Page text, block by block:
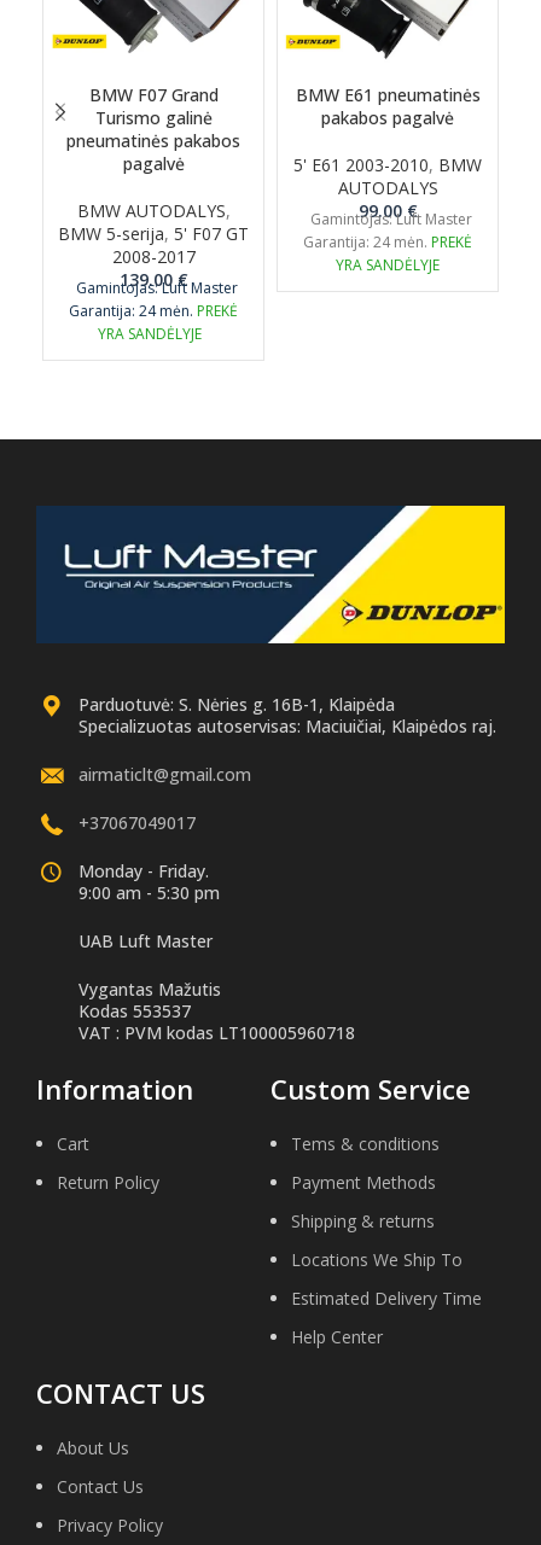
BMW F07 Grand
Turismo galinė
pneumatinės pakabos
pagalvė
BMW AUTODALYS,
BMW 5-serija, 5' F07 GT
2008-2017
139.00€
Gamintojas: Luft Master
Garantija: 24 mėn. PREKĖ
YRA SANDĖLYJE
BMW E61 pneumatinės
pakabos pagalvė
5' E61 2003-2010, BMW
AUTODALYS
99.00€
Gamintojas: Luft Master
Garantija: 24 mėn. PREKĖ
YRA SANDĖLYJE
Parduotuvė: S. Nėries g. 16B-1, Klaipėda
Specializuotas autoservisas: Maciuičiai, Klaipėdos raj.
airmaticlt@gmail.com
+37067049017
Monday - Friday.
9:00 am - 5:30 pm
UAB Luft Master
Vygantas Mažutis
Kodas 553537
VAT : PVM kodas LT100005960718
Information
Cart
Return Policy
Custom Service
Tems & conditions
Payment Methods
Shipping & returns
Locations We Ship To
Estimated Delivery Time
Help Center
CONTACT US
About Us
Contact Us
Privacy Policy